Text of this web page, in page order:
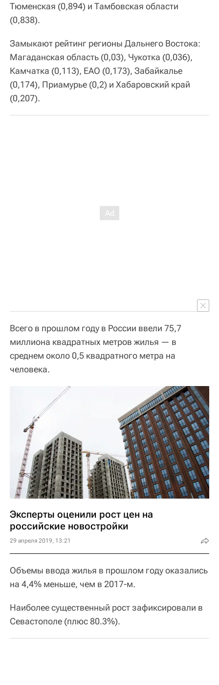
Тюменская (0,894) и Тамбовская области
(0,838).
Замыкают рейтинг регионы Дальнего Востока:
Магаданская область (0,03), Чукотка (0,036),
Камчатка (0,113), ЕАО (0,173), Забайкалье
(0,174), Приамурье (0,2) и Хабаровский край
(0,207).
Всего в прошлом году в России ввели 75,7
миллиона квадратных метров жилья — в
среднем около 0,5 квадратного метра на
человека.
Эксперты оценили рост цен на
российские новостройки
29 апреля 2019, 13:21
Объемы ввода жилья в прошлом году оказались
на 4,4% меньше, чем в 2017-м.
Наиболее существенный рост зафиксировали в
Севастополе (плюс 80.3%).